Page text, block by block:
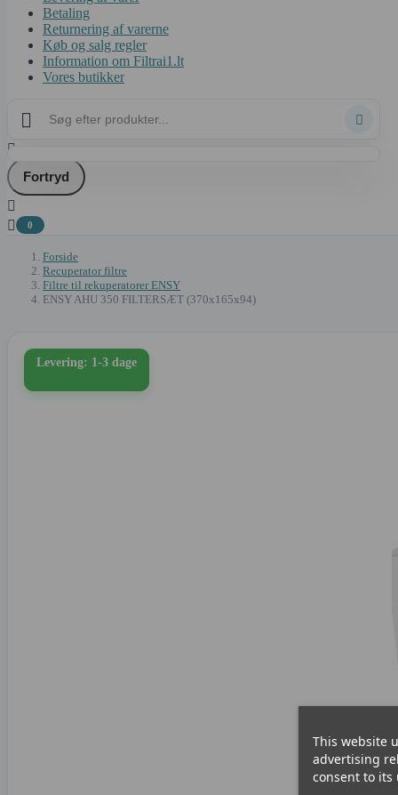
Betaling
Returnering af varerne
Køb og salg regler
Information om Filtrai1.lt
Vores butikker



Fortryd


0
Forside
Recuperator filtre
Filtre til rekuperatorer ENSY
ENSY AHU 350 FILTERSÆT (370x165x94)
Levering: 1-3 dage
This website
advertising
consent to its